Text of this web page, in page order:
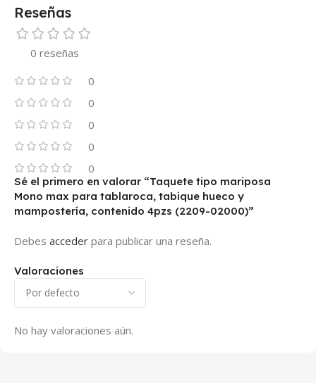
Reseñas
0 reseñas
0
0
0
0
0
Valoraciones
No hay valoraciones aún.
Sé el primero en valorar “Taquete tipo mariposa
Mono max para tablaroca, tabique hueco y
mampostería, contenido 4pzs (2209-02000)”
Debes acceder para publicar una reseña.